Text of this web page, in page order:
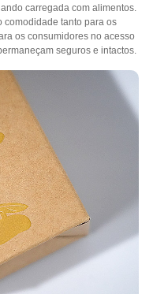
carregada com alimentos.
comodidade tanto para os
os consumidores no acesso
seguros e intactos.